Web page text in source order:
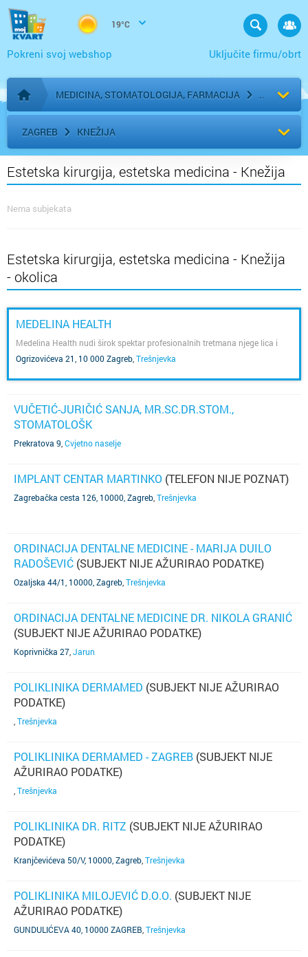
19°C
Uključite firmu/obrt
Pokreni svoj webshop
Početna stranica
MEDICINA, STOMATOLOGIJA, FARMACIJA
ZAGREB KNEŽIJA
Estetska kirurgija, estetska medicina - Knežija
Nema subjekata
Estetska kirurgija, estetska medicina - Knežija
- okolica
MEDELINA HEALTH
Medelina Health nudi širok spektar profesionalnih tretmana njege lica i
tijela.
Ogrizovićeva 21, 10 000 Zagreb Trešnjevka
VUČETIĆ-JURIČIĆ SANJA, MR.SC.DR.STOM.,
STOMATOLOŠK
Prekratova 9 Cvjetno naselje
IMPLANT CENTAR MARTINKO (TELEFON NIJE POZNAT)
Zagrebačka cesta 126, 10000, Zagreb Trešnjevka
ORDINACIJA DENTALNE MEDICINE - MARIJA DUILO
RADOŠEVIĆ (SUBJEKT NIJE AŽURIRAO PODATKE)
Ozaljska 44/1, 10000, Zagreb Trešnjevka
ORDINACIJA DENTALNE MEDICINE DR. NIKOLA GRANIĆ
(SUBJEKT NIJE AŽURIRAO PODATKE)
Koprivnička 27 Jarun
POLIKLINIKA DERMAMED (SUBJEKT NIJE AŽURIRAO
PODATKE)
Trešnjevka
POLIKLINIKA DERMAMED - ZAGREB (SUBJEKT NIJE
AŽURIRAO PODATKE)
Trešnjevka
POLIKLINIKA DR. RITZ (SUBJEKT NIJE AŽURIRAO
PODATKE)
Kranjčevićeva 50/V, 10000, Zagreb Trešnjevka
POLIKLINIKA MILOJEVIĆ D.O.O. (SUBJEKT NIJE
AŽURIRAO PODATKE)
GUNDULIĆEVA 40, 10000 ZAGREB Trešnjevka